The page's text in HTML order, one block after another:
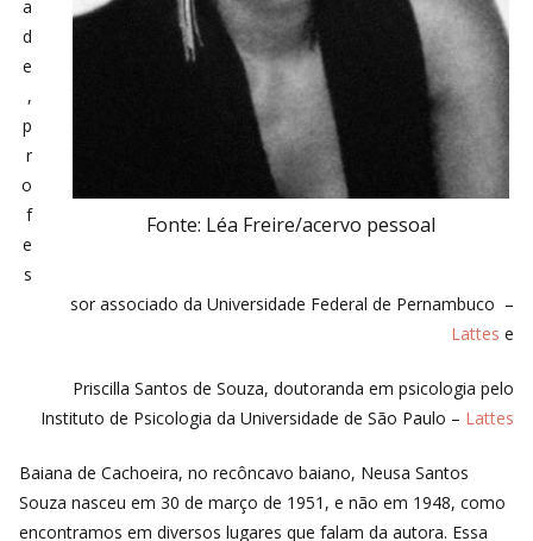
Fonte: Léa Freire/acervo pessoal
a
d
e
,
p
r
o
f
e
s
sor associado da Universidade Federal de Pernambuco –
Lattes e
Priscilla Santos de Souza, doutoranda em psicologia pelo
Instituto de Psicologia da Universidade de São Paulo – Lattes
Baiana de Cachoeira, no recôncavo baiano, Neusa Santos
Souza nasceu em 30 de março de 1951, e não em 1948, como
encontramos em diversos lugares que falam da autora. Essa